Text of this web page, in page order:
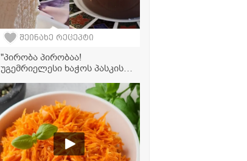
შეინახე რეცეპტი
"პირობა პირობაა!
უგემრიელესი ხაჭოს პასკის
ქოქოსით..." - მკითხველის
რეცეპტი